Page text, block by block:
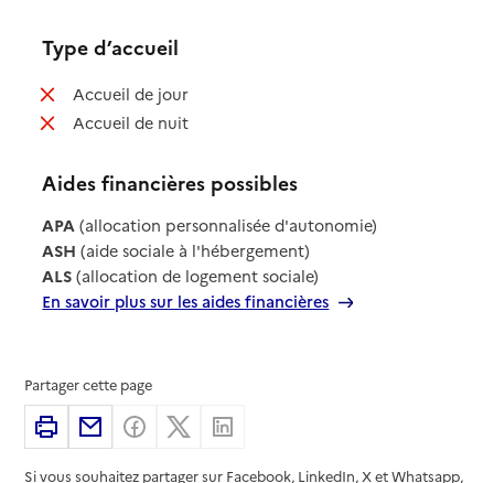
Type d’accueil
Accueil de jour: non disponible
Accueil de nuit: non disponible
Aides financières possibles
APA (allocation personnalisée d'autonomie)
ASH (aide sociale à l'hébergement)
ALS (allocation de logement sociale)
En savoir plus sur les aides financières
Partager cette page
ImprimerPartager par email
Partager sur Facebook
Partager sur X
Si vous souhaitez partager sur Facebook, LinkedIn, X et Whatsapp,